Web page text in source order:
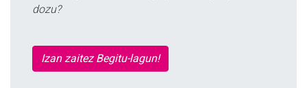
dozu?
Izan zaitez Begitu-lagun!